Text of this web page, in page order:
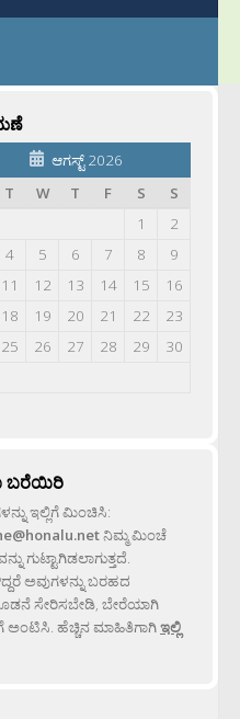
ಆಗಸ್ಟ್ 2026
T W T F S
S
1
2
4 5 6 7 8
9
11 12 13 14 15
16
18 19 20 21 22
23
25 26 27 28 29
30
ಬರೆಯಿರಿ
ಇಲ್ಲಿಗೆ ಮಿಂಚಿಸಿ:
ನಿಮ್ಮ ಮಿಂಚೆ
ಗುಟ್ಟಾಗಿಡಲಾಗುತ್ತದೆ.
ಅವುಗಳನ್ನು ಬರಹದ
ಸೇರಿಸಬೇಡಿ, ಬೇರೆಯಾಗಿ
ಹೆಚ್ಚಿನ ಮಾಹಿತಿಗಾಗಿಇಲ್ಲಿ